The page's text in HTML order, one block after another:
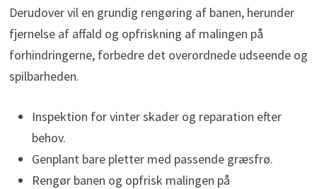
Derudover vil en grundig rengøring af banen, herunder
fjernelse af affald og opfriskning af malingen på
forhindringerne, forbedre det overordnede udseende og
spilbarheden.
Inspektion for vinter skader og reparation efter
behov.
Genplant bare pletter med passende græsfrø.
Rengør banen og opfrisk malingen på